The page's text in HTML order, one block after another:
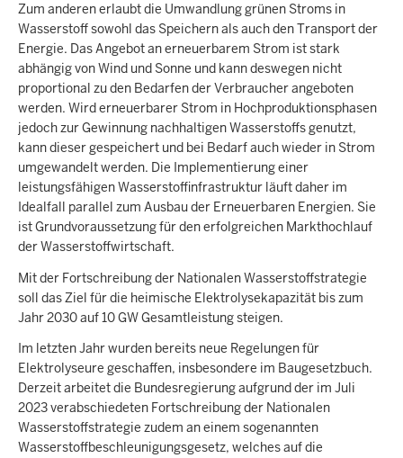
Zum anderen erlaubt die Umwandlung grünen Stroms in
Wasserstoff sowohl das Speichern als auch den Transport der
Energie. Das Angebot an erneuerbarem Strom ist stark
abhängig von Wind und Sonne und kann deswegen nicht
proportional zu den Bedarfen der Verbraucher angeboten
werden. Wird erneuerbarer Strom in Hochproduktionsphasen
jedoch zur Gewinnung nachhaltigen Wasserstoffs genutzt,
kann dieser gespeichert und bei Bedarf auch wieder in Strom
umgewandelt werden. Die Implementierung einer
leistungsfähigen Wasserstoffinfrastruktur läuft daher im
Idealfall parallel zum Ausbau der Erneuerbaren Energien. Sie
ist Grundvoraussetzung für den erfolgreichen Markthochlauf
der Wasserstoffwirtschaft.
Mit der Fortschreibung der Nationalen Wasserstoffstrategie
soll das Ziel für die heimische Elektrolysekapazität bis zum
Jahr 2030 auf 10 GW Gesamtleistung steigen.
Im letzten Jahr wurden bereits neue Regelungen für
Elektrolyseure geschaffen, insbesondere im Baugesetzbuch.
Derzeit arbeitet die Bundesregierung aufgrund der im Juli
2023 verabschiedeten Fortschreibung der Nationalen
Wasserstoffstrategie zudem an einem sogenannten
Wasserstoffbeschleunigungsgesetz, welches auf die